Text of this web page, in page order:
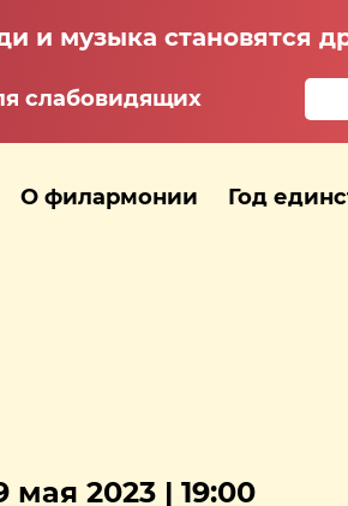
и музыка становятся
слабовидящих
О филармонии
Год
мая 2023 | 19:00